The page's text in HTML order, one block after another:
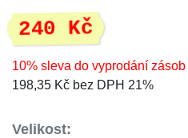
240 Kč
10% sleva do vyprodání zásob
198,35 Kč bez DPH 21%
Velikost: